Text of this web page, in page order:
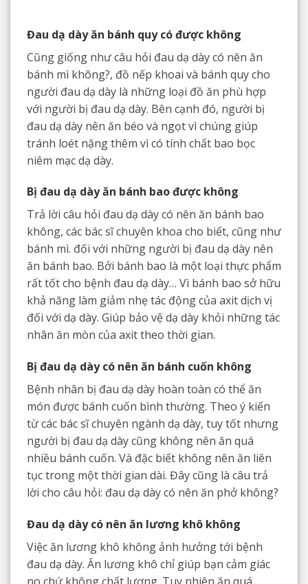
Đau dạ dày ăn bánh quy có được không
Cũng giống như câu hỏi đau dạ dày có nên ăn
bánh mì không?, đồ nếp khoai và bánh quy cho
người đau dạ dày là những loại đồ ăn phù hợp
với người bị đau dạ dày. Bên cạnh đó, người bị
đau dạ dày nên ăn béo và ngọt vì chúng giúp
tránh loét nặng thêm vì có tính chất bao bọc
niêm mạc dạ dày.
Bị đau dạ dày ăn bánh bao được không
Trả lời câu hỏi đau dạ dày có nên ăn bánh bao
không, các bác sĩ chuyên khoa cho biết, cũng như
bánh mì. đối với những người bị đau dạ dày nên
ăn bánh bao. Bởi bánh bao là một loại thực phẩm
rất tốt cho bệnh đau dạ dày… Vì bánh bao sở hữu
khả năng làm giảm nhẹ tác động của axit dịch vị
đối với dạ dày. Giúp bảo vệ dạ dày khỏi những tác
nhân ăn mòn của axit theo thời gian.
Bị đau dạ dày có nên ăn bánh cuốn không
Bệnh nhân bị đau dạ dày hoàn toàn có thể ăn
món được bánh cuốn bình thường. Theo ý kiến
từ các bác sĩ chuyên ngành dạ dày, tuy tốt nhưng
người bị đau dạ dày cũng không nên ăn quá
nhiều bánh cuốn. Và đặc biết không nên ăn liên
tục trong một thời gian dài. Đây cũng là câu trả
lời cho câu hỏi: đau dạ dày có nên ăn phở không?
Đau dạ dày có nên ăn lương khô không
Việc ăn lương khô không ảnh hưởng tới bệnh
đau dạ dày. Ăn lương khô chỉ giúp bạn cảm giác